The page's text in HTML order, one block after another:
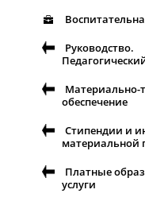
Руководство.
Материально-
обеспечение
Стипендии и
материальной
Платные
услуги